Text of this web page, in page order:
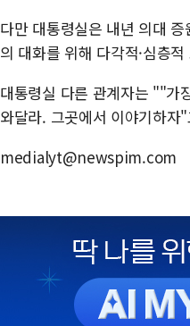
다만 대통령실은 내년 의대
의 대화를 위해 다각적·심층
대통령실 다른 관계자는 ""가
와달라. 그곳에서 이야기하자
medialyt@newspim.com